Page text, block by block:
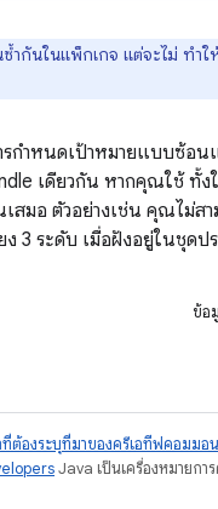
ำกันในแพ็กเกจ แต่จะไม่ ทำใ
ำหนดเป้าหมายแบบซ้อน
เดียวกัน หากคุณใช้ ทั้
สมอ ตัวอย่างเช่น คุณไม่ส
3 ระดับ เมื่อฝังอยู่ในชุดป
ข้อ
ต้องระบุที่มาของครีเอทีฟคอมมอ
Java เป็นเครื่องหมายก